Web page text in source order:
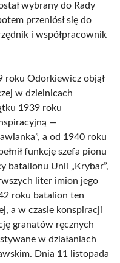
wybrany do Rady
przeniósł się do
i współpracownik
Odorkiewicz objął
w dzielnicach
1939 roku
—
a od 1940 roku
funkcję szefa pionu
batalionu Unii „Krybar”,
liter imion jego
roku batalion ten
a w czasie konspiracji
granatów ręcznych
w działaniach
Dnia 11 listopada